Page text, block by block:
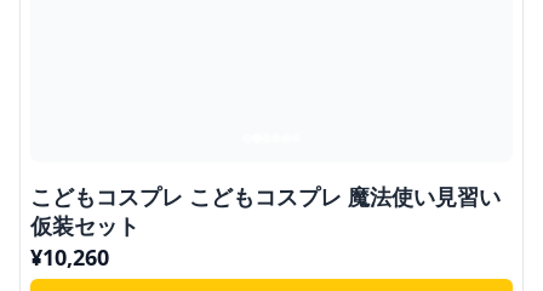
こどもコスプレ こどもコスプレ 魔法使い見習い
仮装セット
¥10,260